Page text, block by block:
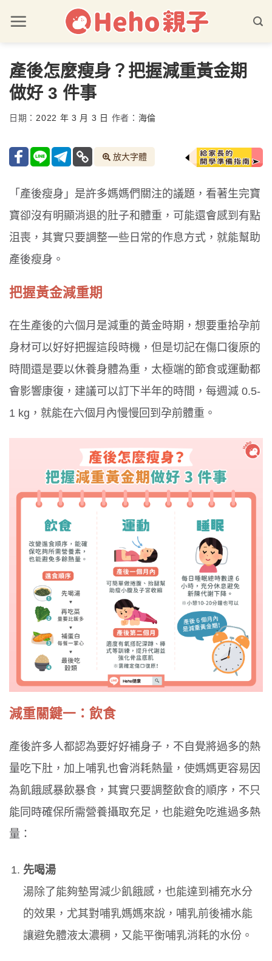
產後怎麼瘦身？把握減重黃金期
做好 3 件事
日期： 2022 年 3 月 3 日 作者： 海倫
放大字體
「產後瘦身」是許多媽媽們關注的議題，看著生完寶
寶卻沒有明顯消退的肚子和體重，可能還會感到有點
沮喪，其實只要調整一些日常的作息方式，就能幫助
產後瘦身。
把握黃金減重期
在生產後的六個月是減重的黃金時期，想要重拾孕前
身材可以好好把握這段時機，但是切記在傷口復原的
時間還是要以休養身體為重，太極端的節食或運動都
會影響康復，建議可以訂下半年的時間，每週減 0.5-
1 kg，就能在六個月內慢慢回到孕前體重。
減重關鍵一：飲食
產後許多人都認為要好好補身子，不自覺將過多的熱
量吃下肚，加上哺乳也會消耗熱量，使媽媽更容易因
為飢餓感暴飲暴食，其實只要調整飲食的順序，不只
能同時確保所需營養攝取充足，也能避免吃進過多熱
量：
先喝湯
湯除了能夠墊胃減少飢餓感，也能達到補充水分
的效果，尤其對哺乳媽媽來說，哺乳前後補水能
讓避免體液太濃稠，又能平衡哺乳消耗的水份。